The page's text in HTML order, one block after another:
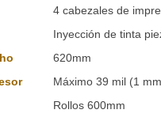
4 cabezales de
Inyección de tinta
620mm
Máximo 39 mil (1
Rollos 600mm